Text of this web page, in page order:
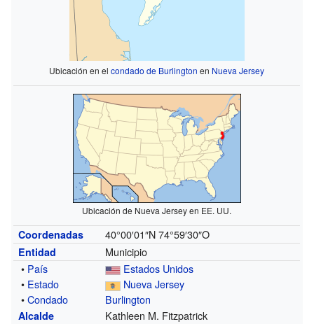
Ubicación en elcondado de Burlington en Nueva Jersey
Ubicación de Nueva Jersey en EE. UU.
Coordenadas 40°00′01″N 74°59′30″O
Entidad
Municipio
• País
Estados Unidos
• Estado
Nueva Jersey
•Condado Burlington
Alcalde Kathleen M. Fitzpatrick